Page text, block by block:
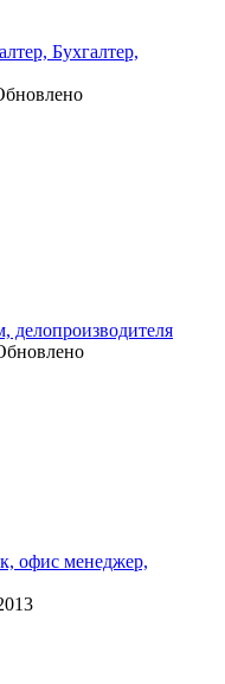
Бухгалтер,
делопроизводителя
офис менеджер,